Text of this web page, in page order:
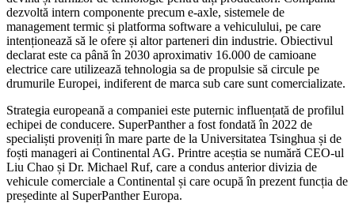
dezvoltă intern componente precum e-axle, sistemele de
management termic și platforma software a vehiculului, pe care
intenționează să le ofere și altor parteneri din industrie. Obiectivul
declarat este ca până în 2030 aproximativ 16.000 de camioane
electrice care utilizează tehnologia sa de propulsie să circule pe
drumurile Europei, indiferent de marca sub care sunt comercializate.
Strategia europeană a companiei este puternic influențată de profilul
echipei de conducere. SuperPanther a fost fondată în 2022 de
specialiști proveniți în mare parte de la Universitatea Tsinghua și de
foști manageri ai Continental AG. Printre aceștia se numără CEO-ul
Liu Chao și Dr. Michael Ruf, care a condus anterior divizia de
vehicule comerciale a Continental și care ocupă în prezent funcția de
președinte al SuperPanther Europa.